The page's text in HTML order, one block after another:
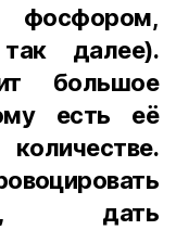
далее).
большое
есть её
дать